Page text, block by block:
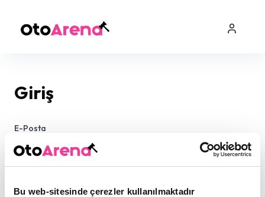
Bu web-sitesinde çerezler kullanılmaktadır
Giriş
E-Posta